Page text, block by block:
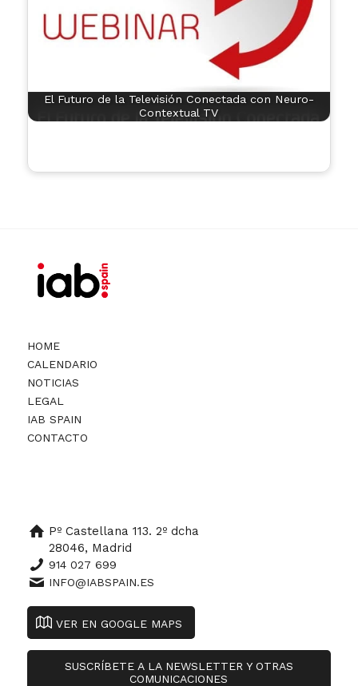
El Futuro de la Televisión Conectada con Neuro-
Contextual TV
HOME
CALENDARIO
NOTICIAS
LEGAL
IAB SPAIN
CONTACTO
Pº Castellana 113. 2º dcha
28046, Madrid
914 027 699
INFO@IABSPAIN.ES
VER EN GOOGLE MAPS
SUSCRÍBETE A LA NEWSLETTER Y OTRAS
COMUNICACIONES